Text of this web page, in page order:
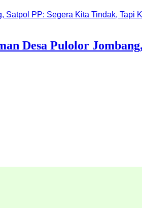
Desa Pulolor